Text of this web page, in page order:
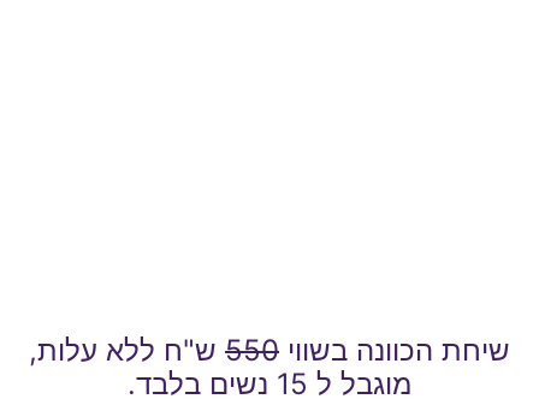
שיחת הכוונה בשווי 550 ש"ח ללא עלות,
מוגבל ל 15 נשים בלבד.